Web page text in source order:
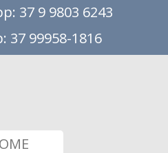
37 9 9803 6243
37 99958-1816